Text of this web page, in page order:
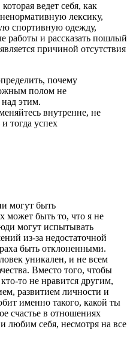
ведет себя, как
лексику,
спортивную одежду,
работы и рассказать пошлый
причиной отсутствия
почему
полом не
этим.
внутренне, не
тогда успех
могут быть
может быть то, что я не
могут испытывать
из-за недостаточной
быть отклоненными.
уникален, и не всем
Вместо того, чтобы
то не нравится другим,
развитием личности и
именно такого, какой ты
счастье в отношениях
любим себя, несмотря на все